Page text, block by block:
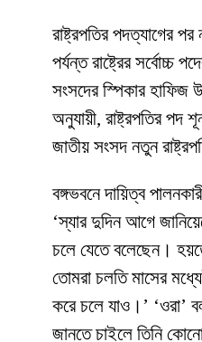
রাষ্ট্রপতির পদত্যাগের পর
পর্যন্ত রাষ্ট্রের সর্বোচ্চ
সংসদের স্পিকার হাফিজ
অনুযায়ী, রাষ্ট্রপতির পদ
জাতীয় সংসদ নতুন
বঙ্গভবনে দায়িত্ব
‘স্যার দুদিন আগে
চলে যেতে বলেছেন।
তোমরা চলতি মাসের
করে চলে যাও।’ ‘ওরা’
জানতে চাইলে তিনি